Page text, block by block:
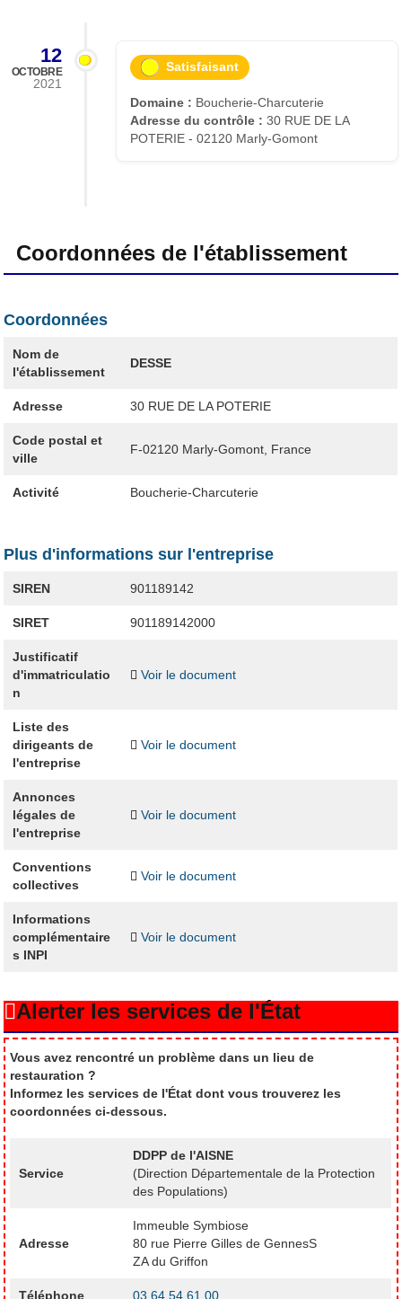
12
OCTOBRE
2021
Satisfaisant
Domaine : Boucherie-Charcuterie
Adresse du contrôle : 30 RUE DE LA
POTERIE - 02120 Marly-Gomont
Coordonnées de l'établissement
Coordonnées
Nom de
l'établissement
DESSE
Adresse 30 RUE DE LA POTERIE
Code postal et
ville
F-02120 Marly-Gomont, France
Activité Boucherie-Charcuterie
Plus d'informations sur l'entreprise
SIREN 901189142
SIRET 901189142000
Justificatif
d'immatriculatio
n
Voir le document
Liste des
dirigeants de
l'entreprise
Voir le document
Annonces
légales de
l'entreprise
Voir le document
Conventions
collectives
Voir le document
Informations
complémentaire
s INPI
Voir le document
Alerter les services de l'État
Vous avez rencontré un problème dans un lieu de
restauration ?
Informez les services de l'État dont vous trouverez les
coordonnées ci-dessous.
Service
DDPP de l'AISNE
(Direction Départementale de la Protection
des Populations)
Adresse
Immeuble Symbiose
80 rue Pierre Gilles de GennesS
ZA du Griffon
Téléphone 03 64 54 61 00